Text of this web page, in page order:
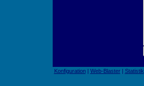
Konfiguration| Web-Blaster| Statistik